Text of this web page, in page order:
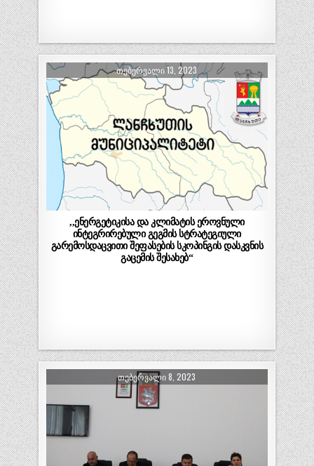
ᲗᲔᲑᲔᲠᲕᲐᲚᲘ 13, 2023
,,ენერგეტიკისა და კლიმატის ეროვნული
ინტეგრირებული გეგმის სტრატეგიული
გარემოსდაცვითი შეფასების სკოპინგის დასკვნის
გაცემის შესახებ“
ᲗᲔᲑᲔᲠᲕᲐᲚᲘ 8, 2023